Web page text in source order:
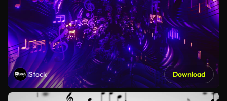
iStock Download